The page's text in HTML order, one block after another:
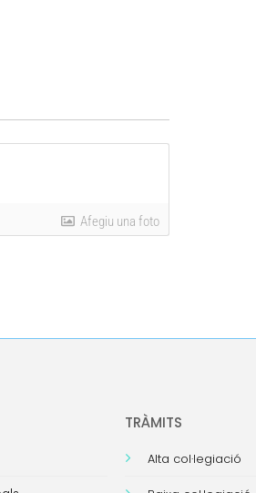
Afegiu una foto
TRÀMITS
Alta col·legiació